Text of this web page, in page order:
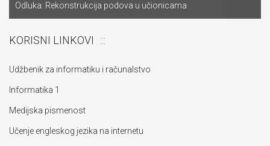
Odluka: Rekonstrukcija podova u učionicama
KORISNI LINKOVI
Udžbenik za informatiku i računalstvo
Informatika 1
Medijska pismenost
Učenje engleskog jezika na internetu